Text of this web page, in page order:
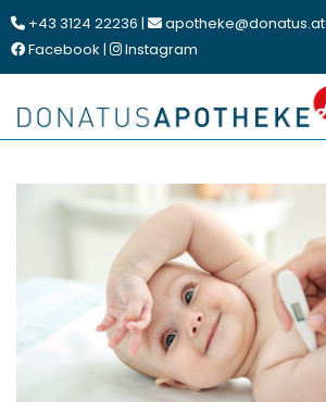
 +43 3124 22236 |  apotheke@donatus.at
 Facebook |  Instagram